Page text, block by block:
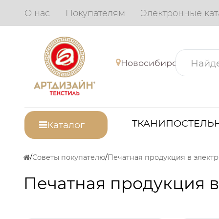
О нас Покупателям Электронные
Новосибирск
Каталог ТКАНИ
Советы покупателю
Печатная продукция